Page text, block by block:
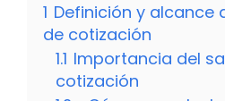
1 Definición y alcance
de cotización
1.1 Importancia del
cotización